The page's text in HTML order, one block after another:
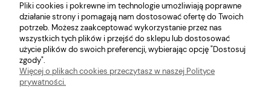
Inpost - kurier 17,00 zł
Odbiór osobisty 0,00 zł
Pliki cookies i pokrewne im technologie umożliwiają poprawne
działanie strony i pomagają nam dostosować ofertę do Twoich
potrzeb. Możesz zaakceptować wykorzystanie przez nas
wszystkich tych plików i przejść do sklepu lub dostosować
użycie plików do swoich preferencji, wybierając opcję "Dostosuj
zgody".
Więcej o plikach cookies przeczytasz w naszej Polityce
prywatności.